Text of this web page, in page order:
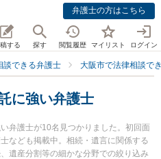
弁護士の方はこちら
する 探す 閲覧履歴 マイリスト ログイン
談できる弁護士 大阪市で法律相談で
に強い弁護士
弁護士が10名見つかりました。初回面
なども掲載中。相続・遺言に関係する
遺産分割等の細かな分野での絞り込み